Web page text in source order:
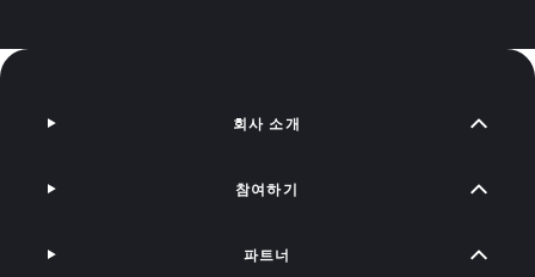
회사 소개
참여하기
파트너